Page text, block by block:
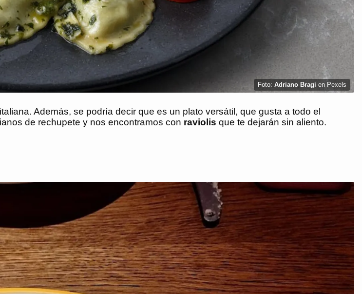
Foto: Adriano Bragi en Pexels
Además, se podría decir que es un plato versátil, que gusta a todo el
de rechupete y nos encontramos con raviolis que te dejarán sin aliento.